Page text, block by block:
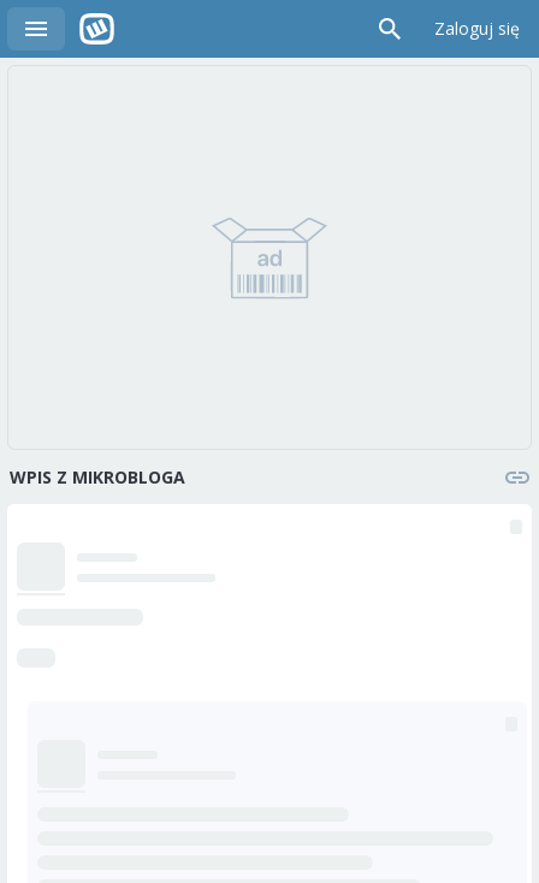
Zaloguj się
WPIS Z MIKROBLOGA